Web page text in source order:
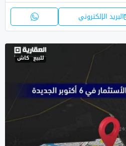
البريد الإلكتروني
للبيع كاش